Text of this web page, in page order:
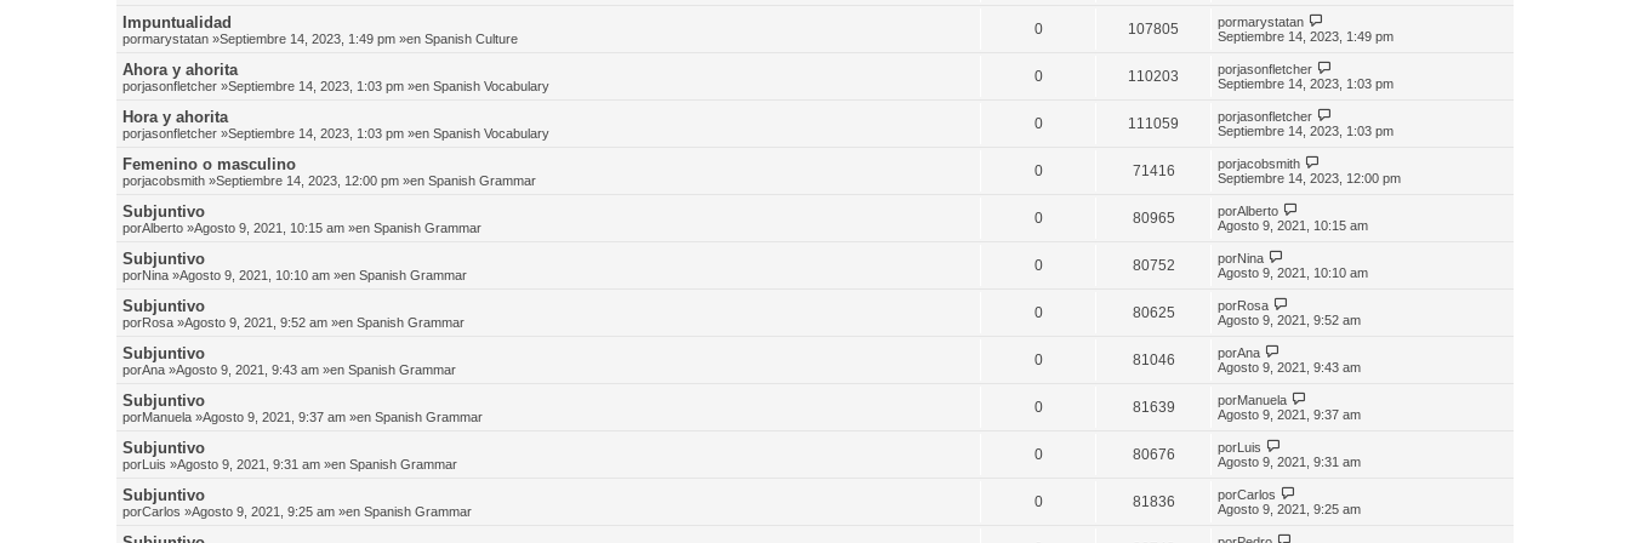
Impuntualidad
pormarystatan »Septiembre 14, 2023, 1:49 pm »en Spanish Culture
0 107805 pormarystatan
Septiembre 14, 2023, 1:49 pm
Ahora y ahorita
porjasonfletcher »Septiembre 14, 2023, 1:03 pm »en Spanish Vocabulary
0 110203 porjasonfletcher
Septiembre 14, 2023, 1:03 pm
Hora y ahorita
porjasonfletcher »Septiembre 14, 2023, 1:03 pm »en Spanish Vocabulary
0 111059 porjasonfletcher
Septiembre 14, 2023, 1:03 pm
Femenino o masculino
porjacobsmith »Septiembre 14, 2023, 12:00 pm »en Spanish Grammar
0 71416 porjacobsmith
Septiembre 14, 2023, 12:00 pm
Subjuntivo
porAlberto »Agosto 9, 2021, 10:15 am »en Spanish Grammar
0 80965 porAlberto
Agosto 9, 2021, 10:15 am
Subjuntivo
porNina »Agosto 9, 2021, 10:10 am »en Spanish Grammar
0 80752 porNina
Agosto 9, 2021, 10:10 am
Subjuntivo
porRosa »Agosto 9, 2021, 9:52 am »en Spanish Grammar
0 80625 porRosa
Agosto 9, 2021, 9:52 am
Subjuntivo
porAna »Agosto 9, 2021, 9:43 am »en Spanish Grammar
0 81046 porAna
Agosto 9, 2021, 9:43 am
Subjuntivo
porManuela »Agosto 9, 2021, 9:37 am »en Spanish Grammar
0 81639 porManuela
Agosto 9, 2021, 9:37 am
Subjuntivo
porLuis »Agosto 9, 2021, 9:31 am »en Spanish Grammar
0 80676 porLuis
Agosto 9, 2021, 9:31 am
Subjuntivo
porCarlos »Agosto 9, 2021, 9:25 am »en Spanish Grammar
0 81836 porCarlos
Agosto 9, 2021, 9:25 am